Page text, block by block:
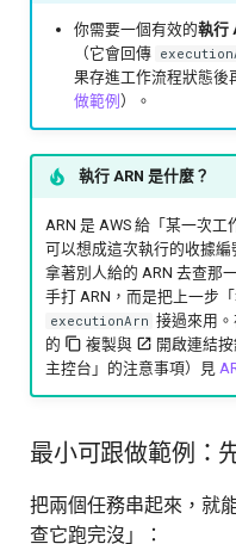
你需要一個有效的執行
（它會回傳
果存進工作流程狀態後
做範例 ）。
執行 ARN 是什麼？
ARN 是 AWS 給「某一次
可以想成這次執行的收據
拿著別人給的 ARN 去查那
手打 ARN，而是把上一步
executionArn 接過來用。
的
複製與
開啟連結
主控台」的注意事項）見
最小可跟做範例：
把兩個任務串起來，就
查它跑完沒」：